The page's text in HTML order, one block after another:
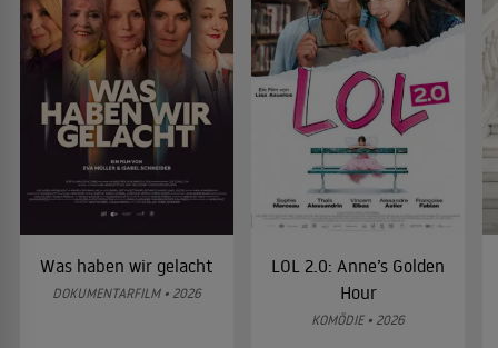
Was haben wir gelacht
DOKUMENTARFILM • 2026
LOL 2.0: Anne’s Golden
Hour
KOMÖDIE • 2026